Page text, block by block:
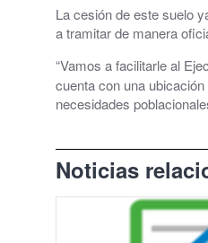
La cesión de este suelo
a tramitar de manera
“Vamos a facilitarle al
cuenta con una
necesidades
Noticias